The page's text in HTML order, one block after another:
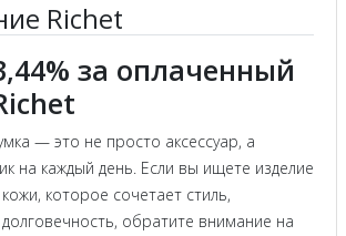
Richet
за оплаченный
— это не просто аксессуар, а
на каждый день. Если вы ищете изделие
которое сочетает стиль,
обратите внимание на